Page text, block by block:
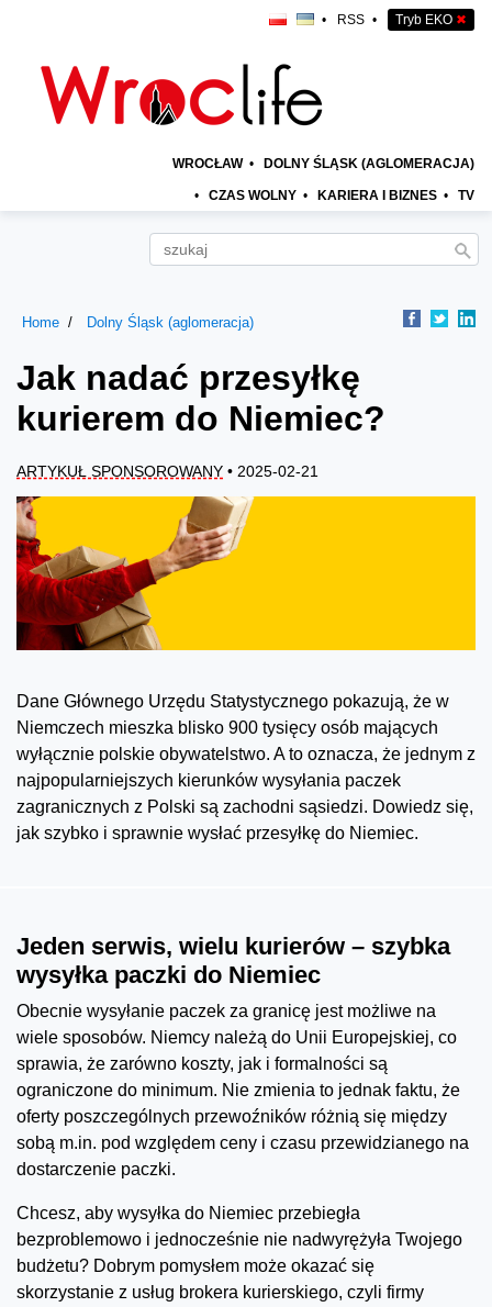
• RSS • Tryb EKO ✖
WROCŁAW • DOLNY ŚLĄSK (AGLOMERACJA)
• CZAS WOLNY • KARIERA I BIZNES • TV
Home Dolny Śląsk (aglomeracja)
Jak nadać przesyłkę
kurierem do Niemiec?
ARTYKUŁ SPONSOROWANY • 2025-02-21
Dane Głównego Urzędu Statystycznego pokazują, że w
Niemczech mieszka blisko 900 tysięcy osób mających
wyłącznie polskie obywatelstwo. A to oznacza, że jednym z
najpopularniejszych kierunków wysyłania paczek
zagranicznych z Polski są zachodni sąsiedzi. Dowiedz się,
jak szybko i sprawnie wysłać przesyłkę do Niemiec.
Jeden serwis, wielu kurierów – szybka
wysyłka paczki do Niemiec
Obecnie wysyłanie paczek za granicę jest możliwe na
wiele sposobów. Niemcy należą do Unii Europejskiej, co
sprawia, że zarówno koszty, jak i formalności są
ograniczone do minimum. Nie zmienia to jednak faktu, że
oferty poszczególnych przewoźników różnią się między
sobą m.in. pod względem ceny i czasu przewidzianego na
dostarczenie paczki.
Chcesz, aby wysyłka do Niemiec przebiegła
bezproblemowo i jednocześnie nie nadwyrężyła Twojego
budżetu? Dobrym pomysłem może okazać się
skorzystanie z usług brokera kurierskiego, czyli firmy